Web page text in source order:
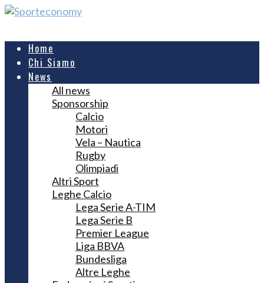
Home
Chi Siamo
News
All news
Sponsorship
Calcio
Motori
Vela – Nautica
Rugby
Olimpiadi
Altri Sport
Leghe Calcio
Lega Serie A-TIM
Lega Serie B
Premier League
Liga BBVA
Bundesliga
Altre Leghe